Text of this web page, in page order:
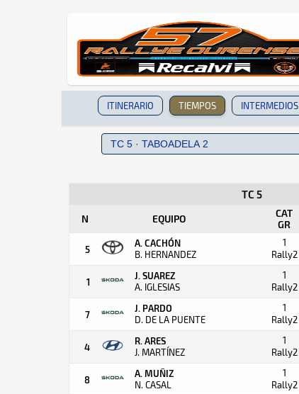
ITINERARIO TIEMPOS INTERMEDIOS
TC 5
N EQUIPO
CAT
GR
5
A. CACHÓN
B. HERNANDEZ
1
Rally2
1
J. SUAREZ
A. IGLESIAS
1
Rally2
7
J. PARDO
D. DE LA PUENTE
1
Rally2
4
R. ARES
J. MARTÍNEZ
1
Rally2
8
A. MUÑIZ
N. CASAL
1
Rally2